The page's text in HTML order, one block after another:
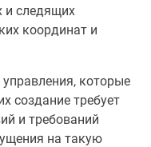
и следящих
координат и
которые
создание требует
и требований
на такую